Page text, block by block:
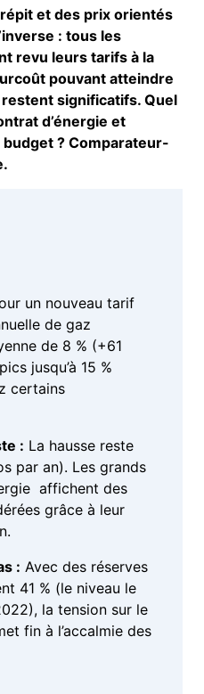
et des prix orientés
: tous les
revu leurs tarifs à la
pouvant atteindre
significatifs. Quel
d’énergie et
? Comparateur-
un nouveau tarif
de gaz
de 8 % (+61
jusqu’à 15 %
certains
: La hausse reste
par an). Les grands
affichent des
grâce à leur
: Avec des réserves
41 % (le niveau le
la tension sur le
fin à l’accalmie des